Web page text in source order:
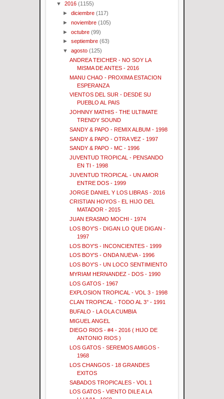
▼ 2016 (1155)
►diciembre (117)
►noviembre (105)
►octubre (99)
►septiembre (63)
▼agosto (125)
ANDREA TEICHER - NO SOY LA
MISMA DE ANTES - 2016
MANU CHAO - PROXIMA ESTACION
ESPERANZA
VIENTOS DEL SUR - DESDE SU
PUEBLO AL PAIS
JOHNNY MATHIS - THE ULTIMATE
TRENDY SOUND
SANDY & PAPO - REMIX ALBUM - 1998
SANDY & PAPO - OTRA VEZ - 1997
SANDY & PAPO - MC - 1996
JUVENTUD TROPICAL - PENSANDO
EN TI - 1998
JUVENTUD TROPICAL - UN AMOR
ENTRE DOS - 1999
JORGE DANIEL Y LOS LIBRAS - 2016
CRISTIAN HOYOS - EL HIJO DEL
MATADOR - 2015
JUAN ERASMO MOCHI - 1974
LOS BOY'S - DIGAN LO QUE DIGAN -
1997
LOS BOY'S - INCONCIENTES - 1999
LOS BOY'S - ONDA NUEVA - 1996
LOS BOY'S - UN LOCO SENTIMIENTO
MYRIAM HERNANDEZ - DOS - 1990
LOS GATOS - 1967
EXPLOSION TROPICAL - VOL 3 - 1998
CLAN TROPICAL - TODO AL 3° - 1991
BUFALO - LA OLA CUMBIA
MIGUEL ANGEL
DIEGO RIOS - #4 - 2016 ( HIJO DE
ANTONIO RIOS )
LOS GATOS - SEREMOS AMIGOS -
1968
LOS CHANGOS - 18 GRANDES
EXITOS
SABADOS TROPICALES - VOL 1
LOS GATOS - VIENTO DILE A LA